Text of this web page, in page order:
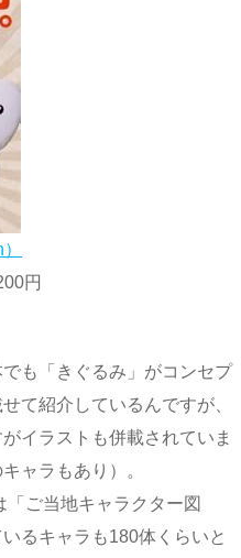
円
も「きぐるみ」がコンセプ
て紹介しているんですが、
イラストも併載されていま
ャラもあり）。
ご当地キャラクター図
るキャラも180体くらいと